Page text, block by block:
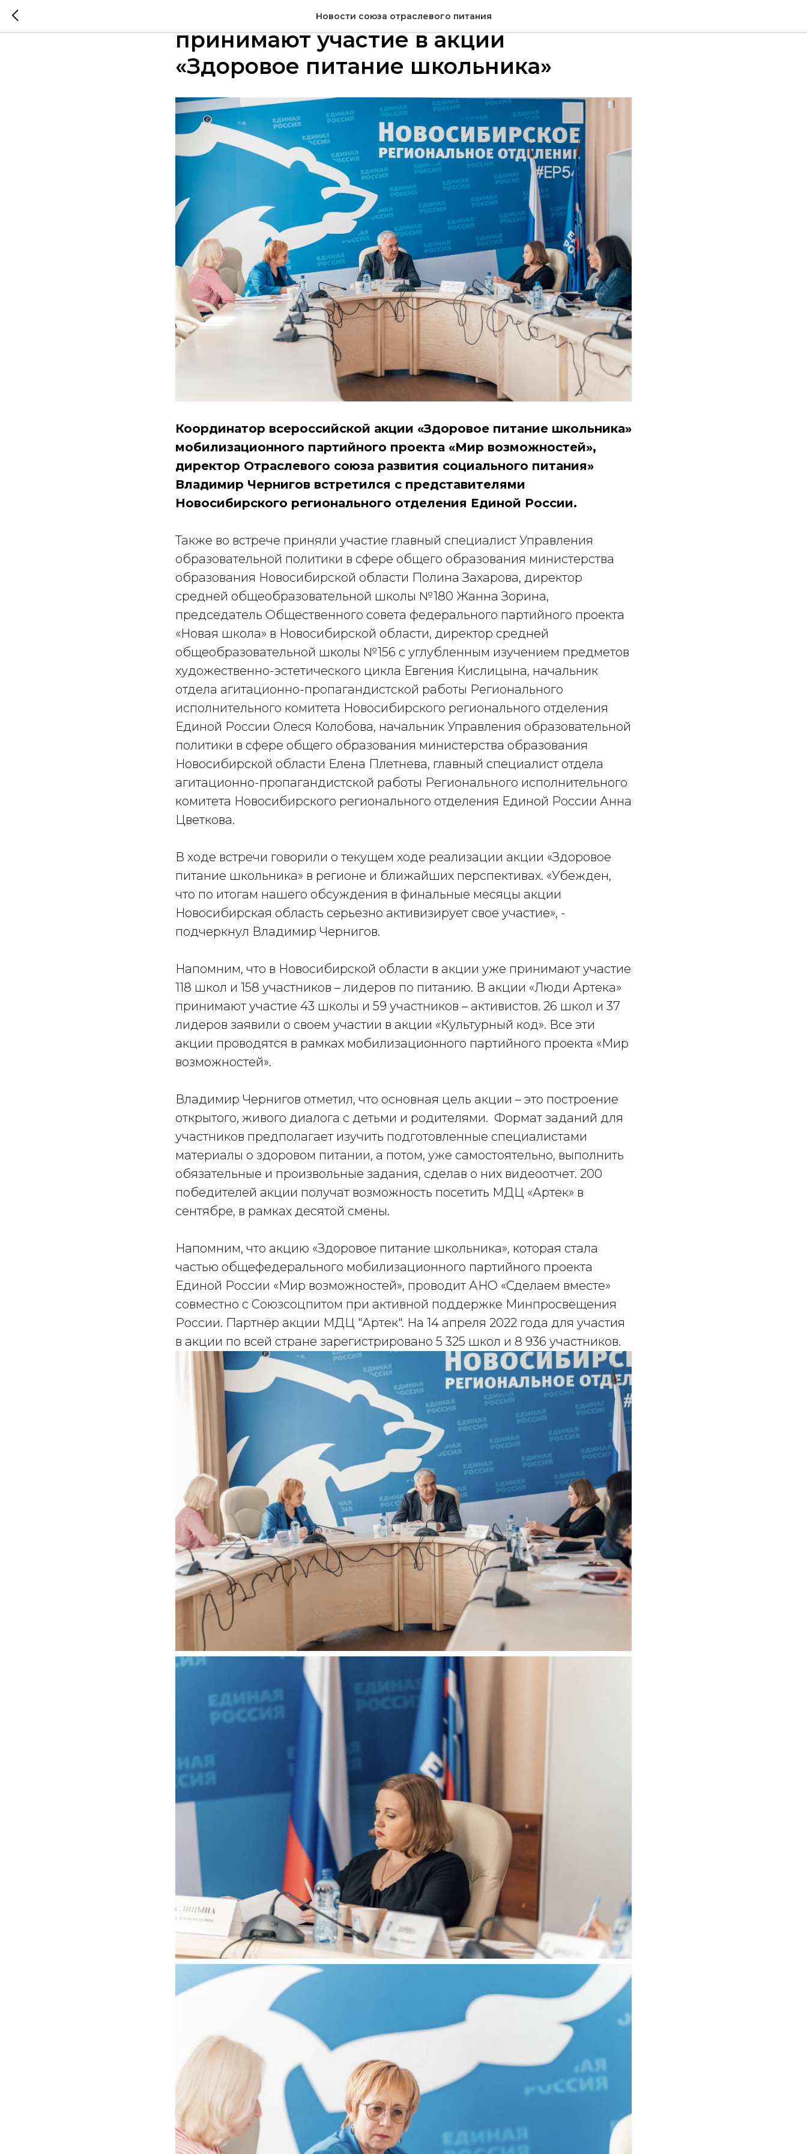
Новости союза отраслевого питания
118 школ Новосибирской области
принимают участие в акции
«Здоровое питание школьника»
Координатор всероссийской акции «Здоровое питание школьника»
мобилизационного партийного проекта «Мир возможностей»,
директор Отраслевого союза развития социального питания»
Владимир Чернигов встретился с представителями
Новосибирского регионального отделения Единой России.
Также во встрече приняли участие главный специалист Управления
образовательной политики в сфере общего образования министерства
образования Новосибирской области Полина Захарова, директор
средней общеобразовательной школы №180 Жанна Зорина,
председатель Общественного совета федерального партийного проекта
«Новая школа» в Новосибирской области, директор средней
общеобразовательной школы №156 с углубленным изучением предметов
художественно-эстетического цикла Евгения Кислицына, начальник
отдела агитационно-пропагандистской работы Регионального
исполнительного комитета Новосибирского регионального отделения
Единой России Олеся Колобова, начальник Управления образовательной
политики в сфере общего образования министерства образования
Новосибирской области Елена Плетнева, главный специалист отдела
агитационно-пропагандистской работы Регионального исполнительного
комитета Новосибирского регионального отделения Единой России Анна
Цветкова.
В ходе встречи говорили о текущем ходе реализации акции «Здоровое
питание школьника» в регионе и ближайших перспективах. «Убежден,
что по итогам нашего обсуждения в финальные месяцы акции
Новосибирская область серьезно активизирует свое участие», -
подчеркнул Владимир Чернигов.
Напомним, что в Новосибирской области в акции уже принимают участие
118 школ и 158 участников – лидеров по питанию. В акции «Люди Артека»
принимают участие 43 школы и 59 участников – активистов. 26 школ и 37
лидеров заявили о своем участии в акции «Культурный код». Все эти
акции проводятся в рамках мобилизационного партийного проекта «Мир
возможностей».
Владимир Чернигов отметил, что основная цель акции – это построение
открытого, живого диалога с детьми и родителями. Формат заданий для
участников предполагает изучить подготовленные специалистами
материалы о здоровом питании, а потом, уже самостоятельно, выполнить
обязательные и произвольные задания, сделав о них видеоотчет. 200
победителей акции получат возможность посетить МДЦ «Артек» в
сентябре, в рамках десятой смены.
Напомним, что акцию «Здоровое питание школьника», которая стала
частью общефедерального мобилизационного партийного проекта
Единой России «Мир возможностей», проводит АНО «Сделаем вместе»
совместно с Союзсоцпитом при активной поддержке Минпросвещения
России. Партнёр акции МДЦ "Артек". На 14 апреля 2022 года для участия
в акции по всей стране зарегистрировано 5 325 школ и 8 936 участников.